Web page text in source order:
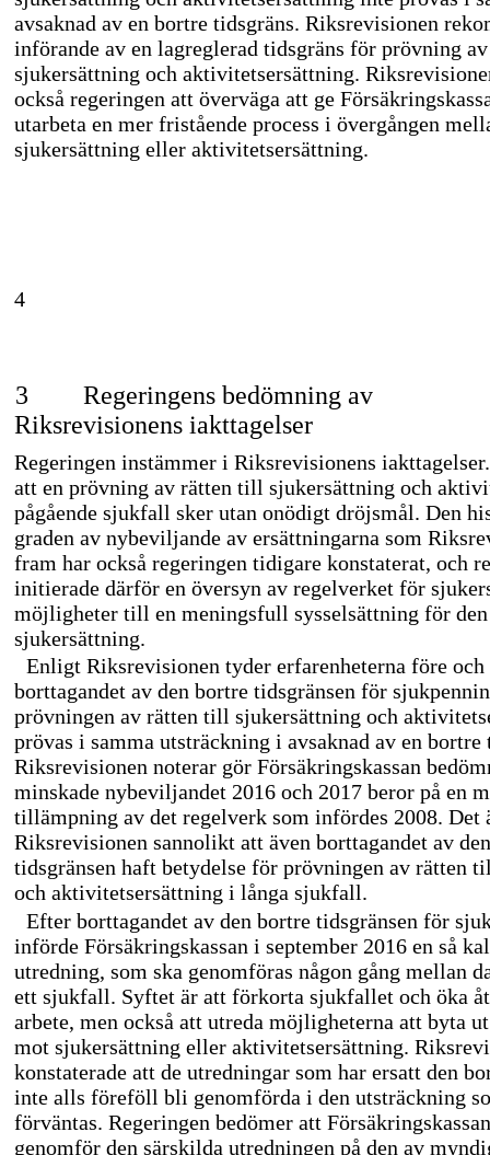
avsaknad av en bortre tidsgräns. Riksrevisionen
införande av en lagreglerad tidsgräns för prövning
sjukersättning och aktivitetsersättning.
också regeringen att överväga att ge
utarbeta en mer fristående process i övergången
sjukersättning eller aktivitetsersättning.
4
3
Regeringens bedömning av
Riksrevisionens iakttagelser
Regeringen instämmer i Riksrevisionens
att en prövning av rätten till sjukersättning och
pågående sjukfall sker utan onödigt dröjsmål. Den
graden av nybeviljande av ersättningarna som
fram har också regeringen tidigare konstaterat, och
initierade därför en översyn av regelverket för
möjligheter till en meningsfull sysselsättning för den
sjukersättning.
Enligt Riksrevisionen tyder erfarenheterna före och
borttagandet av den bortre tidsgränsen för
prövningen av rätten till sjukersättning och
prövas i samma utsträckning i avsaknad av en bortre
Riksrevisionen noterar gör Försäkringskassan
minskade nybeviljandet 2016 och 2017 beror på en
tillämpning av det regelverk som infördes 2008. Det
Riksrevisionen sannolikt att även borttagandet av
tidsgränsen haft betydelse för prövningen av rätten
och aktivitetsersättning i långa sjukfall.
Efter borttagandet av den bortre tidsgränsen för
införde Försäkringskassan i september 2016 en så
utredning, som ska genomföras någon gång mellan
ett sjukfall. Syftet är att förkorta sjukfallet och öka
arbete, men också att utreda möjligheterna att byta
mot sjukersättning eller aktivitetsersättning.
konstaterade att de utredningar som har ersatt den
inte alls föreföll bli genomförda i den utsträckning
förväntas. Regeringen bedömer att
genomför den särskilda utredningen på den av